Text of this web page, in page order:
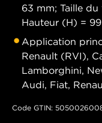
63 mm; Taille
Hauteur (H) =
Application
Renault (RVI),
Lamborghini,
Audi, Fiat,
Code GTIN: